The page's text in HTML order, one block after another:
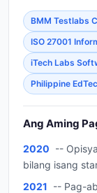
BMM Testlabs
ISO 27001
iTech Labs
Philippine
Ang Aming
2020 --
bilang isang
2021 -- Pag-